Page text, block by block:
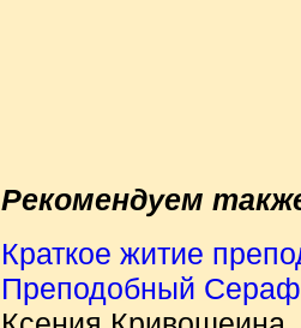
Рекомендуем
Краткое житие
Преподобный